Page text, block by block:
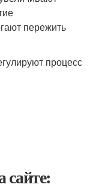
пережить
процесс
сайте: